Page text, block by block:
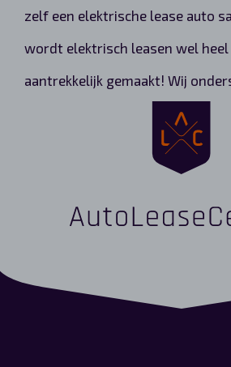
zelf een elektrische lease auto
wordt elektrisch leasen wel heel
aantrekkelijk gemaakt! Wij
gehele proces en ook tijdens de
blijven wij jouw persoonlijke